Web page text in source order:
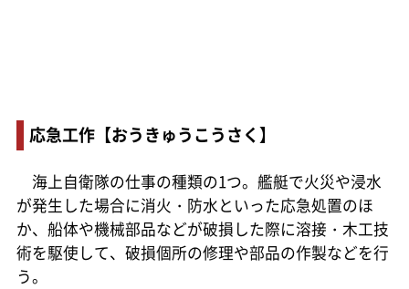
応急工作【おうきゅうこうさく】
海上自衛隊の仕事の種類の1つ。艦艇で火災や浸水
が発生した場合に消火・防水といった応急処置のほ
か、船体や機械部品などが破損した際に溶接・木工技
術を駆使して、破損個所の修理や部品の作製などを行
う。